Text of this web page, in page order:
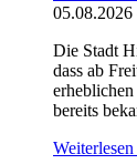
05.08.2026
Die Stadt
dass ab
bereits